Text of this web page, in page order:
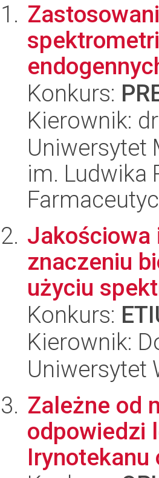
Konkurs:
Kierownik:
Uniwersytet
im. Ludwika
Jakościowa
znaczeniu
użyciu
Konkurs:
Kierownik:
Uniwersytet
Zależne od
odpowiedzi
Irynotekanu